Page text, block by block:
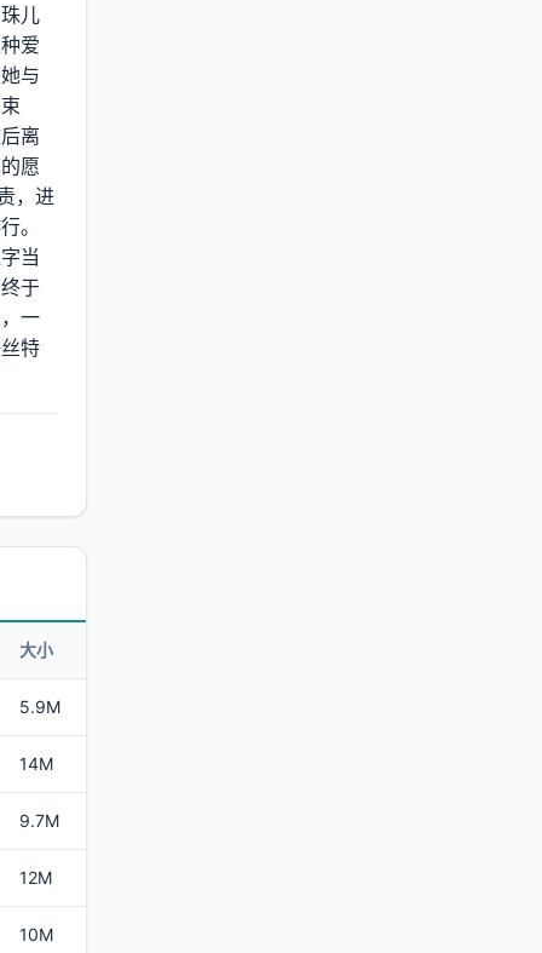
儿
爱
与
离
愿
，进
。
当
于
一
特
大小
5.9M
14M
9.7M
12M
10M